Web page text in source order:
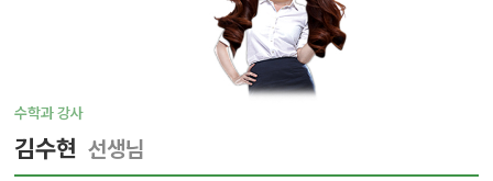
수학과 강사
김수현 선생님